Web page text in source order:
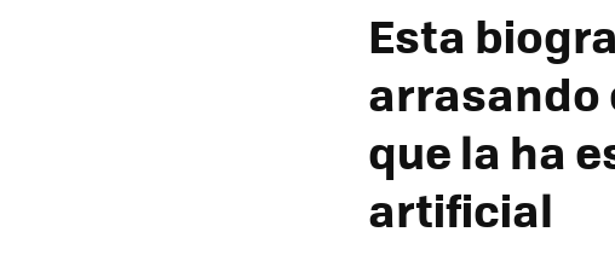
Esta
arrasando
que la ha
artificial